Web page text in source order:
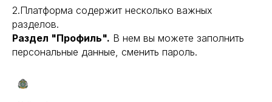
2.Платформа содержит несколько важных
разделов.
Раздел "Профиль". В нем вы можете заполнить
персональные данные, сменить пароль.